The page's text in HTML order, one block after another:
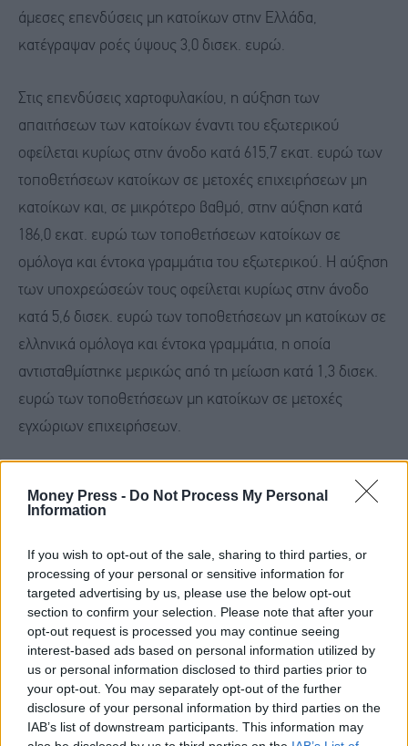
Money Press - Do Not Process My Personal
Information
If you wish to opt-out of the sale, sharing to third parties, or
processing of your personal or sensitive information for
targeted advertising by us, please use the below opt-out
section to confirm your selection. Please note that after your
opt-out request is processed you may continue seeing
interest-based ads based on personal information utilized by
us or personal information disclosed to third parties prior to
your opt-out. You may separately opt-out of the further
disclosure of your personal information by third parties on the
IAB’s list of downstream participants. This information may
άμεσες επενδύσεις μη κατοίκων στην Ελλάδα,
κατέγραψαν ροές ύψους 3,0 δισεκ. ευρώ.
Στις επενδύσεις χαρτοφυλακίου, η αύξηση των
απαιτήσεων των κατοίκων έναντι του εξωτερικού
οφείλεται κυρίως στην άνοδο κατά 615,7 εκατ. ευρώ των
τοποθετήσεων κατοίκων σε μετοχές επιχειρήσεων μη
κατοίκων και, σε μικρότερο βαθμό, στην αύξηση κατά
186,0 εκατ. ευρώ των τοποθετήσεων κατοίκων σε
ομόλογα και έντοκα γραμμάτια του εξωτερικού. Η αύξηση
των υποχρεώσεών τους οφείλεται κυρίως στην άνοδο
κατά 5,6 δισεκ. ευρώ των τοποθετήσεων μη κατοίκων σε
ελληνικά ομόλογα και έντοκα γραμμάτια, η οποία
αντισταθμίστηκε μερικώς από τη μείωση κατά 1,3 δισεκ.
ευρώ των τοποθετήσεων μη κατοίκων σε μετοχές
εγχώριων επιχειρήσεων.
Στην κατηγορία των λοιπών επενδύσεων, η αύξηση των
απαιτήσεων των κατοίκων έναντι του εξωτερικού
τοποθετήσεων κατοίκων σε καταθέσεις και repos στο
εξωτερικό, στην αύξηση κατά 1,1 δισεκ. ευρώ της
χορήγησης δανείων σε μη κατοίκους, αλλά και στη
στατιστική προσαρμογή που συνδέεται με την έκδοση
τραπεζογραμματίων (κατά 868,0 εκατ. ευρώ). Η άνοδος
των υποχρεώσεών τους αποδίδεται κυρίως στην αύξηση
κατά 4,8 δισεκ. ευρώ των τοποθετήσεων μη κατοίκων σε